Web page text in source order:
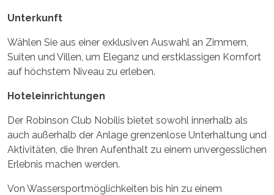
Unterkunft
Wählen Sie aus einer exklusiven Auswahl an Zimmern,
Suiten und Villen, um Eleganz und erstklassigen Komfort
auf höchstem Niveau zu erleben.
Hoteleinrichtungen
Der Robinson Club Nobilis bietet sowohl innerhalb als
auch außerhalb der Anlage grenzenlose Unterhaltung und
Aktivitäten, die Ihren Aufenthalt zu einem unvergesslichen
Erlebnis machen werden.
Von Wassersportmöglichkeiten bis hin zu einem